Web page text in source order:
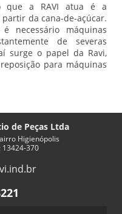
que a RAVI atua é a
da cana-de-açúcar.
necessário máquinas
de severas
surge o papel da Ravi,
para máquinas
de Peças Ltda
Higienópolis
13424-370